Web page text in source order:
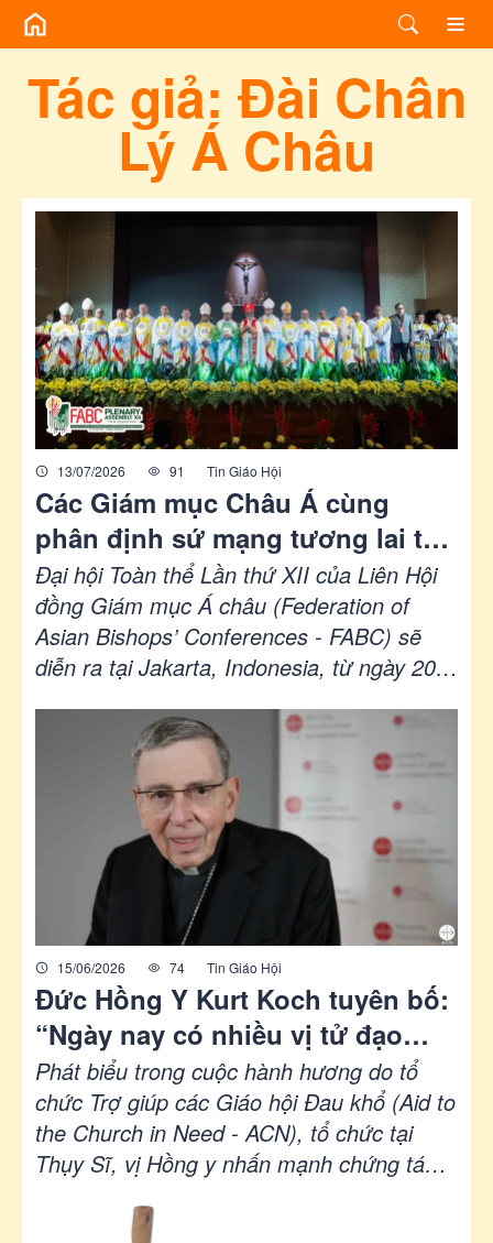
Tác giả: Đài Chân
Lý Á Châu
13/07/2026 91 Tin Giáo Hội
Các Giám mục Châu Á cùng
phân định sứ mạng tương lai tại
Đại hội toàn thể FABC lần thứ XII
ở Jakarta
Đại hội Toàn thể Lần thứ XII của Liên Hội
đồng Giám mục Á châu (Federation of
Asian Bishops’ Conferences - FABC) sẽ
diễn ra tại Jakarta, Indonesia, từ ngày 20
viên, gồm các giám mục đến từ khắp châu
Á, đại diện các Hội đồng Giám mục, các vị
hữu trách của Tòa thánh, các Tổng Thư ký
các Văn phòng trực thuộc FABC, các nhà
thần học và các chuyên gia mục vụ, nhằm
cùng nhau phân định sứ mạng tương lai
của Giáo hội tại châu Á.
15/06/2026 74 Tin Giáo Hội
Đức Hồng Y Kurt Koch tuyên bố:
“Ngày nay có nhiều vị tử đạo
hơn cả trong những thế kỷ đầu
của Giáo hội”
Phát biểu trong cuộc hành hương do tổ
chức Trợ giúp các Giáo hội Đau khổ (Aid to
the Church in Need - ACN), tổ chức tại
Thụy Sĩ, vị Hồng y nhấn mạnh chứng tá
phái khác nhau.
/bai-viet-cung-tac-gia/1f3c83db-4a5f-49f2-98e2-